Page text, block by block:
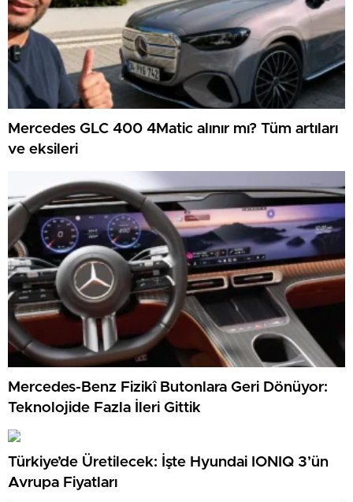
Mercedes GLC 400 4Matic alınır mı? Tüm artıları
ve eksileri
Mercedes-Benz Fizikî Butonlara Geri Dönüyor:
Teknolojide Fazla İleri Gittik
Türkiye’de Üretilecek: İşte Hyundai IONIQ 3’ün
Avrupa Fiyatları